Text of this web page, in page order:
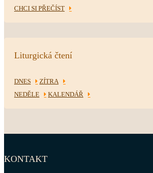
CHCI SI PŘEČÍST
Liturgická čtení
DNES
ZÍTRA
NEDĚLE
KALENDÁŘ
KONTAKT